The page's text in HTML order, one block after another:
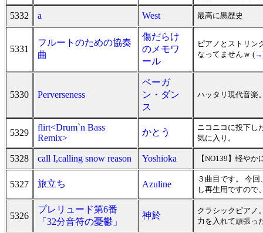
5332 a West 最高に黒歴史
5331
フルートのための協奏
曲
傷だらけ
のメモワ
ール
ピアノとストリン
なってませんｗ (→
5330 Perverseness
ペーガ
ン・ダン
ス
ハッタリ現代音楽
5329
flirt<Drum`n Bass
Remix>
かとう
ニコニコに投下し
気に入り。
5328 call I,calling snow reason Yoshioka 【NO139】軽や
5327 旅立ち Azuline
３曲目です。 今
し再生用ですので
5326
プレリュード第6番
「32分音符の憂鬱」
神於
クラシックピアノ
力を入れて頑張っ